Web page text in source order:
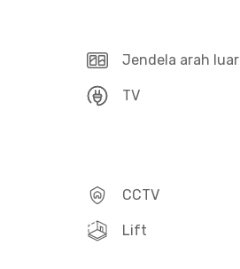
Jendela arah luar
TV
CCTV
Lift